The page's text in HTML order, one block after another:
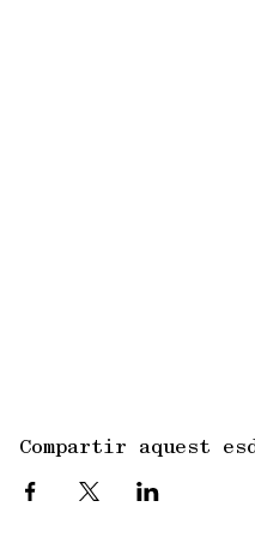
Compartir aquest